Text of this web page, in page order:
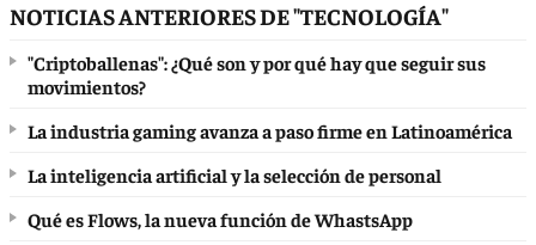
NOTICIAS ANTERIORES DE "TECNOLOGÍA"
"Criptoballenas": ¿Qué son y por qué hay que seguir sus
movimientos?
La industria gaming avanza a paso firme en Latinoamérica
La inteligencia artificial y la selección de personal
Qué es Flows, la nueva función de WhastsApp